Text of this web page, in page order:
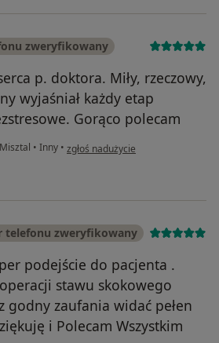
zweryfikowany
p. doktora. Miły, rzeczowy,
wyjaśniał każdy etap
Gorąco polecam
• Inny • w opinii użytkownika Ada
zgłoś nadużycie
telefonu zweryfikowany
podejście do pacjenta .
stawu skokowego
godny zaufania widać pełen
i Polecam Wszystkim